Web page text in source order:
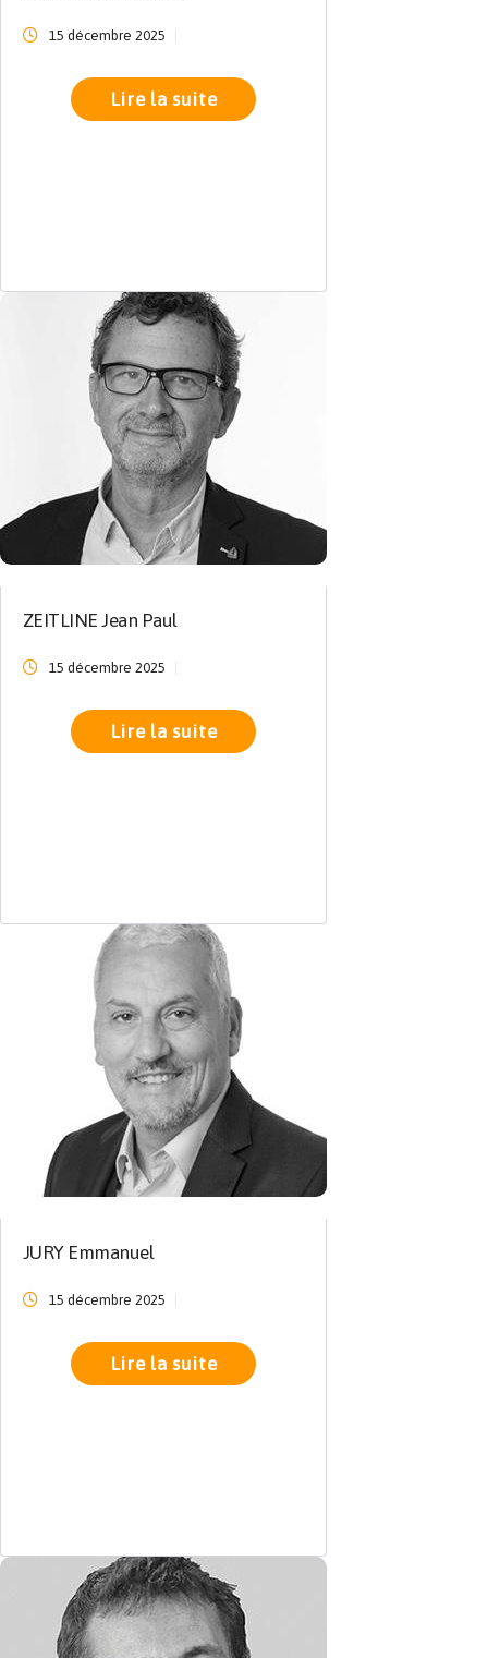
15 décembre 2025
Lire la suite
ZEITLINE Jean Paul
15 décembre 2025
Lire la suite
JURY Emmanuel
15 décembre 2025
Lire la suite